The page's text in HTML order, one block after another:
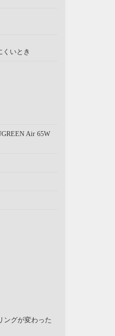
くいとき
Air 65W
グが変わった